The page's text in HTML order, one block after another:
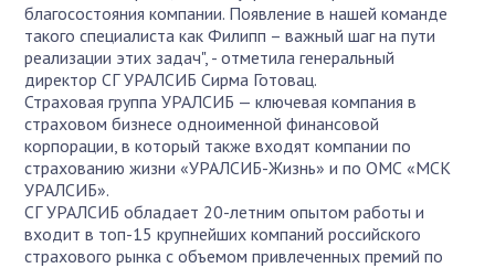
благосостояния компании. Появление в нашей команде
такого специалиста как Филипп – важный шаг на пути
реализации этих задач", - отметила генеральный
директор СГ УРАЛСИБ Сирма Готовац.
Страховая группа УРАЛСИБ — ключевая компания в
страховом бизнесе одноименной финансовой
корпорации, в который также входят компании по
страхованию жизни «УРАЛСИБ-Жизнь» и по ОМС «МСК
УРАЛСИБ».
СГ УРАЛСИБ обладает 20-летним опытом работы и
входит в топ-15 крупнейших компаний российского
страхового рынка с объемом привлеченных премий по